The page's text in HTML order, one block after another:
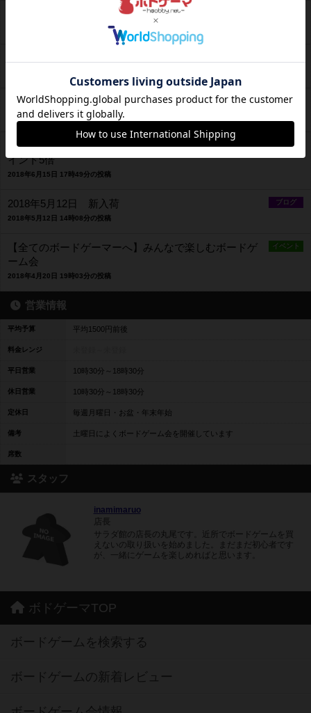
9/29ご近所ボードゲーム会 開催しました
2018年9月30日 14時51分の投稿
ブログ
2018年8月9日ボードゲーム入荷しました
2018年8月9日 17時35分の投稿
ブログ
祝ボードゲーム取扱1年＆2018年6月15日新入荷＆Tポ
イント5倍
2018年6月15日 17時49分の投稿
ブログ
2018年5月12日 新入荷
2018年5月12日 14時08分の投稿
イベント
【全てのボードゲーマーへ】みんなで楽しむボードゲ
ーム会
2018年4月20日 19時03分の投稿
営業情報
平均予算 平均1500円前後
料金レンジ
平日営業 10時30分～18時30分
休日営業 10時30分～18時30分
定休日 毎週月曜日・お盆・年末年始
備考 土曜日によくボードゲーム会を開催しています
席数
スタッフ
inamimaruo
サラダ館の店長の丸尾です。近所でボードゲームを買
えないの取り扱いを始めました。まだまだ初心者です
が、一緒にゲームを楽しめればと思います。
ボドゲーマTOP
ボードゲームを検索する
ボードゲームの新着レビュー